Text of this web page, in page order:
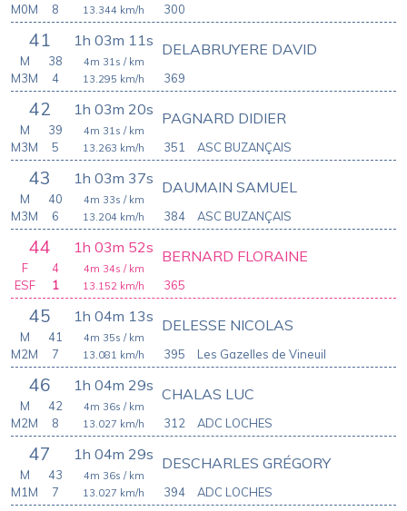
300
13.344 km/h
M0M
8
41 1h 03m 11s
369
DELABRUYERE DAVID
4m 31s / km
13.295 km/h
M
38
M3M
4
42 1h 03m 20s
351
PAGNARD DIDIER
4m 31s / km
13.263 km/h
M
39
M3M
5 ASC BUZANÇAIS
43 1h 03m 37s
384
DAUMAIN SAMUEL
4m 33s / km
13.204 km/h
M
40
M3M
6 ASC BUZANÇAIS
44 1h 03m 52s
365
BERNARD FLORAINE
4m 34s / km
13.152 km/h
F
4
ESF
1
45 1h 04m 13s
395
DELESSE NICOLAS
4m 35s / km
13.081 km/h
M
41
M2M
7 Les Gazelles de Vineuil
46 1h 04m 29s
312
CHALAS LUC
4m 36s / km
13.027 km/h
M
42
M2M
8 ADC LOCHES
47 1h 04m 29s
394
DESCHARLES GRÉGORY
4m 36s / km
13.027 km/h
M
43
M1M
7 ADC LOCHES